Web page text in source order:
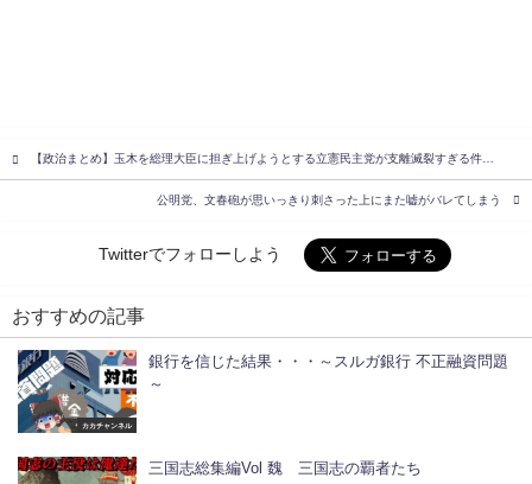
【政治まとめ】玉木を総理大臣に担ぎ上げようとする立憲民主党が支離滅裂すぎる件…
公明党、文春砲が思いっきり刺さった上にまた嘘がバレてしまう
Twitterでフォローしよう
おすすめの記事
カカチャンネル
銀行を信じた結果・・・～スルガ銀行 不正融資問題
～
三国志総集編Vol 魏 三国志の覇者たち